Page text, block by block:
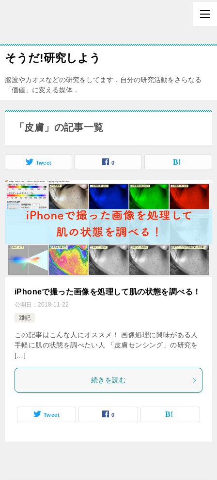
そうだ!研究しよう
脳波やカオスなどの研究をしてます．自分の研究活動をさらなる
「価値」に変える媒体．
「皮膚」の記事一覧
Tweet 0
iPhoneで撮った画像を処理して肌の状態を調べる！
公開日： 2018-11-22
雑記
この記事はこんな人にオススメ！ 画像処理に興味がある人
手軽に肌の状態を調べたい人 「皮膚センシング」の研究を
[…]
続きを読む
Tweet 0